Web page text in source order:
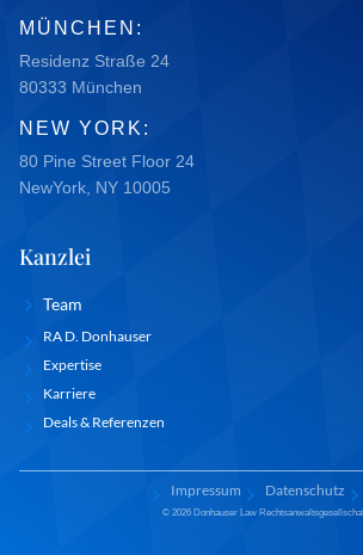
MÜNCHEN:
Residenz Straße 24
80333 München
NEW YORK:
80 Pine Street Floor 24
NewYork, NY 10005
Kanzlei
Team
RA D. Donhauser
Expertise
Karriere
Deals & Referenzen
Impressum Datenschutz
© 2026 Donhauser Law